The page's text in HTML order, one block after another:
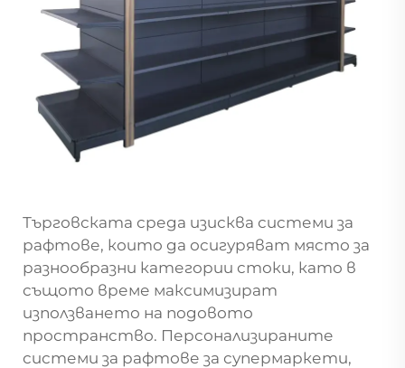
Търговската среда изисква системи за
рафтове, които да осигуряват място за
разнообразни категории стоки, като в
същото време максимизират
използването на подовото
пространство. Персонализираните
системи за рафтове за супермаркети,